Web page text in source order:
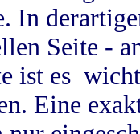
In
Seite -
ist es
Eine